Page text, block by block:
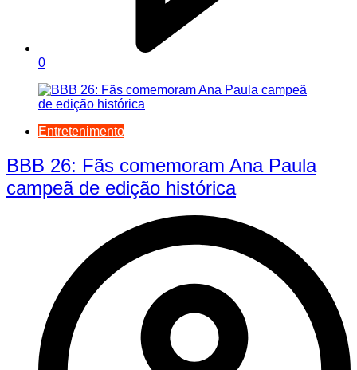
0
Entretenimento
BBB 26: Fãs comemoram Ana Paula
campeã de edição histórica